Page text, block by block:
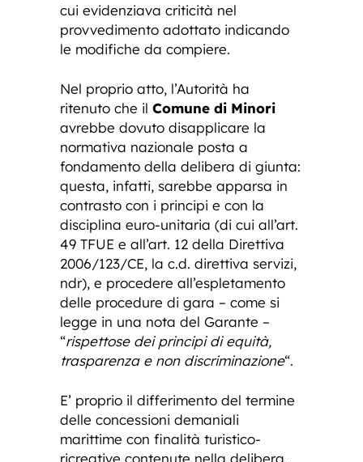
cui evidenziava criticità nel
provvedimento adottato indicando
le modifiche da compiere.
Nel proprio atto, l’Autorità ha
ritenuto che il Comune di Minori
avrebbe dovuto disapplicare la
normativa nazionale posta a
fondamento della delibera di giunta:
questa, infatti, sarebbe apparsa in
contrasto con i principi e con la
disciplina euro-unitaria (di cui all’art.
49 TFUE e all’art. 12 della Direttiva
2006/123/CE, la c.d. direttiva servizi,
ndr), e procedere all’espletamento
delle procedure di gara – come si
legge in una nota del Garante –
“rispettose dei principi di equità,
trasparenza e non discriminazione“.
E’ proprio il differimento del termine
delle concessioni demaniali
marittime con finalità turistico-
ricreative contenute nella delibera,